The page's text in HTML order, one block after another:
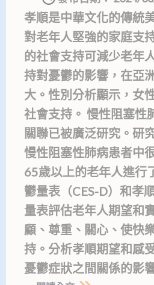
孝順是中華文化的傳統
對老年人堅強的家庭支
的社會支持可減少老年
持對憂鬱的影響，在亞
大。性別分析顯示，女
社會支持。 慢性阻塞性
關聯已被廣泛研究。研
慢性阻塞性肺病患者中
65歲以上的老年人進行
鬱量表（CES-D）和孝
量表評估老年人期望和
顧、尊重、關心、使快
持。分析孝順期望和感
憂鬱症狀之間關係的影